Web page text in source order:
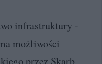
infrastruktury -
możliwości
przez Skarb